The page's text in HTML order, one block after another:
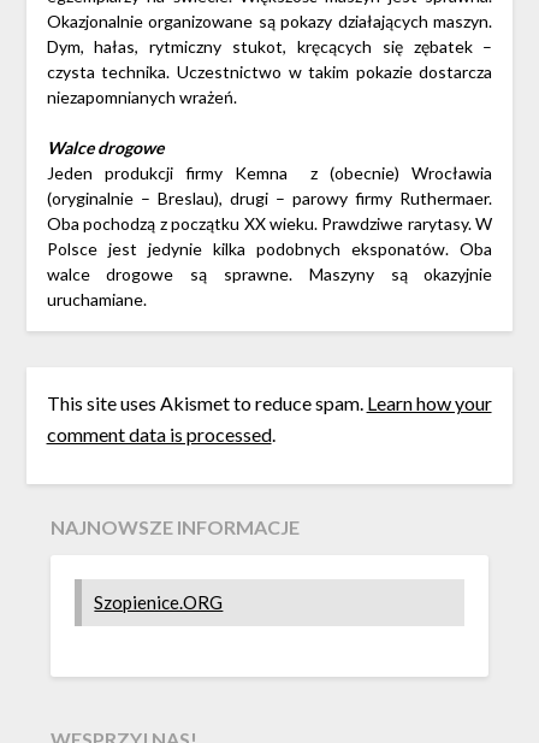
Okazjonalnie organizowane są pokazy działających maszyn.
Dym, hałas, rytmiczny stukot, kręcących się zębatek –
czysta technika. Uczestnictwo w takim pokazie dostarcza
niezapomnianych wrażeń.
Walce drogowe
Jeden produkcji firmy Kemna z (obecnie) Wrocławia
(oryginalnie – Breslau), drugi – parowy firmy Ruthermaer.
Oba pochodzą z początku XX wieku. Prawdziwe rarytasy. W
Polsce jest jedynie kilka podobnych eksponatów. Oba
walce drogowe są sprawne. Maszyny są okazyjnie
uruchamiane.
This site uses Akismet to reduce spam. Learn how your
comment data is processed.
NAJNOWSZE INFORMACJE
Szopienice.ORG